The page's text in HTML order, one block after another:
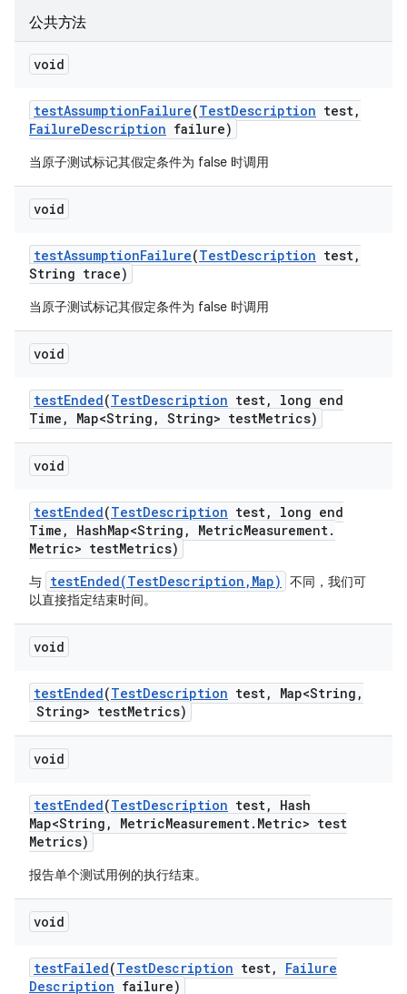
公共方法
void
testAssumptionFailure(TestDescription test,
FailureDescription failure)
当原子测试标记其假定条件为 false 时调用
void
testAssumptionFailure(TestDescription test,
String trace)
当原子测试标记其假定条件为 false 时调用
void
testEnded(TestDescription test,
long end
Time , Map<String , String> testMetrics)
void
testEnded(TestDescription test,
long end
Time , HashMap<String , MetricMeasurement.
Metric> testMetrics)
与 testEnded(TestDescription,Map)
不同，我们可
以直接指定结束时间。
void
testEnded(TestDescription test, Map<String ,
String> testMetrics)
void
testEnded(TestDescription test,
Hash
Map<String , MetricMeasurement. Metric> test
Metrics)
报告单个测试用例的执行结束。
void
testFailed(TestDescription test,
Failure
Description failure)